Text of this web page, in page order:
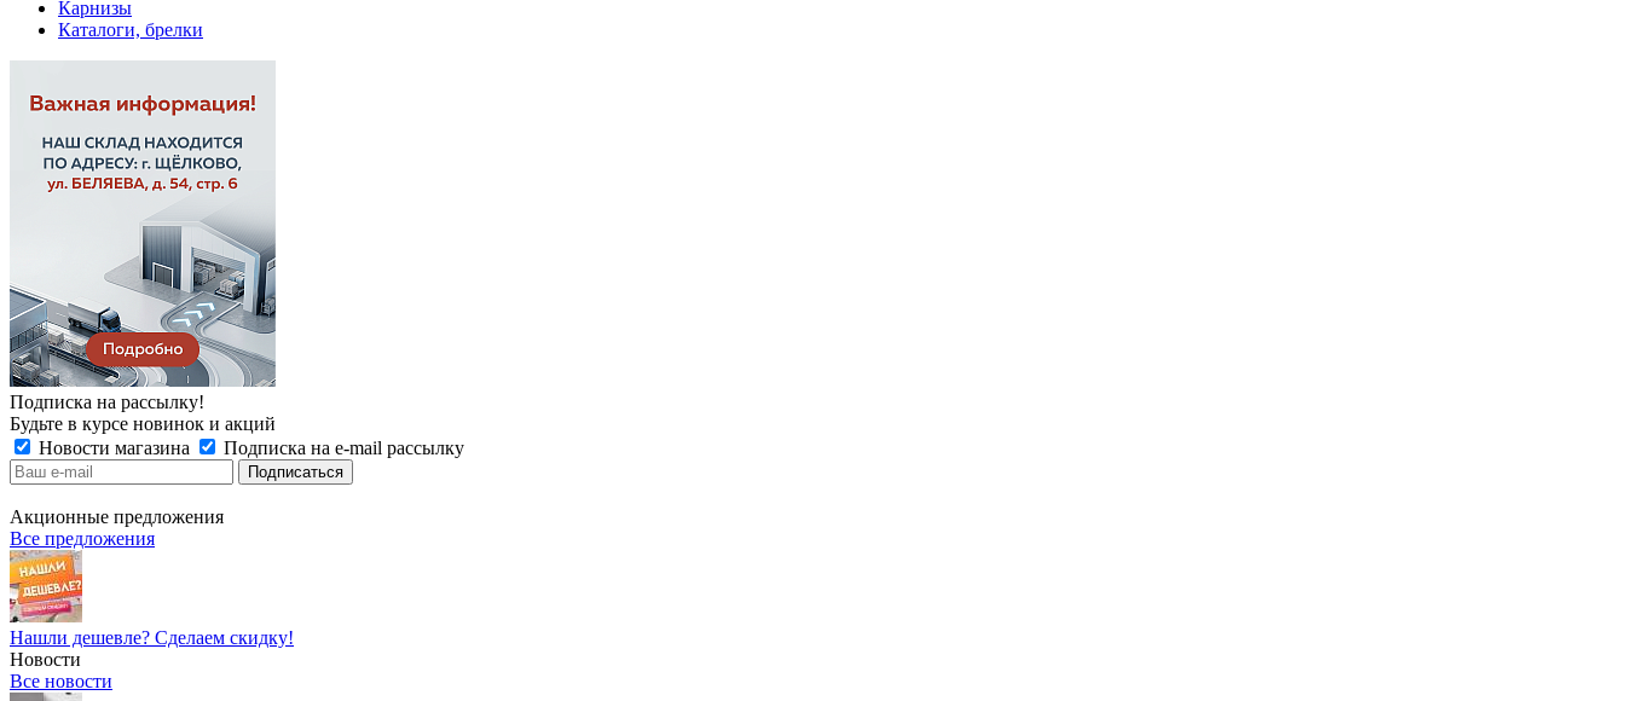
Карнизы
Каталоги, брелки
Подписка на рассылку!
Будьте в курсе новинок и акций
Новости магазина
Подписка на e-mail рассылку
Акционные предложения
Все предложения
Нашли дешевле? Сделаем скидку!
Новости
Все новости